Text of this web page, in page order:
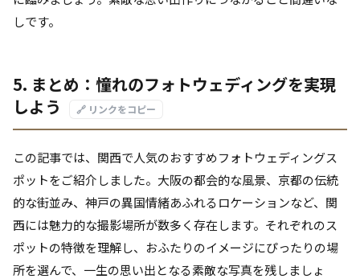
しです。
5. まとめ：憧れのフォトウェディングを実現
しよう
🔗 リンクをコピー
この記事では、関西で人気のおすすめフォトウェディングス
ポットをご紹介しました。大阪の都会的な風景、京都の伝統
的な街並み、神戸の異国情緒あふれるロケーションなど、関
西には魅力的な撮影場所が数多く存在します。それぞれのス
ポットの特徴を理解し、おふたりのイメージにぴったりの場
所を選んで、一生の思い出となる素敵な写真を残しましょ